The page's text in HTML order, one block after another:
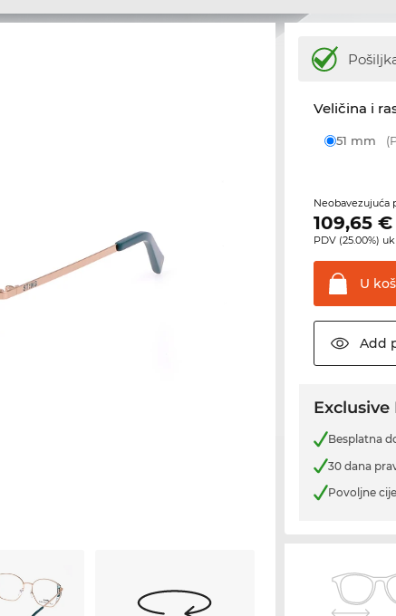
Veličina i
51 mm
Neobavezujuća
109,65 €
PDV (25.00%)
U
Add
Besplatna
30 dana
Povoljne